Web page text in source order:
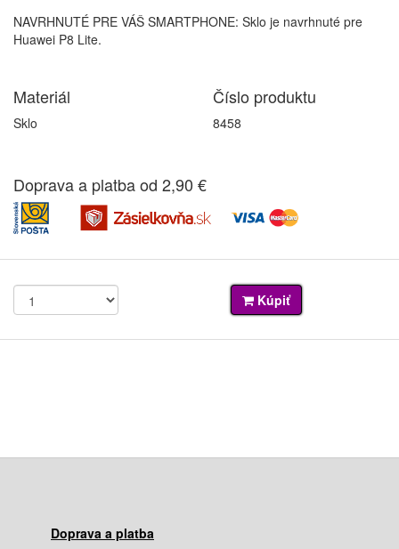
NAVRHNUTÉ PRE VÁŠ SMARTPHONE: Sklo je navrhnuté pre
Huawei P8 Lite.
Materiál
Sklo
Číslo produktu
8458
Doprava a platba od 2,90 €
Kúpiť
Doprava a platba